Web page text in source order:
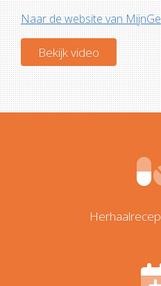
Naar de website van
Bekijk video